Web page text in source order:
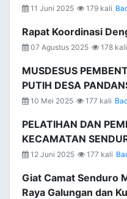
11 Juni 2025 179 kali
Rapat Koordinasi
07 Agustus 2025 178 kali
MUSDESUS
PUTIH DESA
10 Mei 2025 177 kali
PELATIHAN DAN
KECAMATAN
12 Juni 2025 177 kali
Giat Camat Senduro
Raya Galungan dan